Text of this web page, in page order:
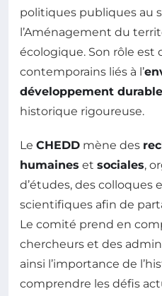
politiques publiques au
l’Aménagement du
écologique. Son rôle est
contemporains liés à l’
développement durable
historique rigoureuse.
Le CHEDD mène des
humaines et sociales,
d’études, des colloques
scientifiques afin de
Le comité prend en
chercheurs et des
ainsi l’importance de
comprendre les défis